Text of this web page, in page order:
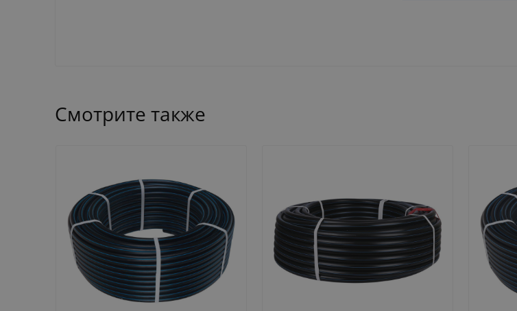
Смотрите также